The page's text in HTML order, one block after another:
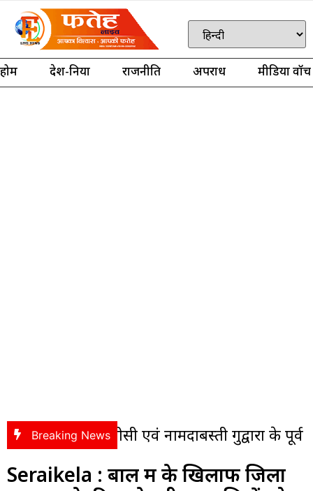
होम देश-दुनिया राजनीति अपराध मीडिया वॉच
Breaking News
एवं नामदाबस्ती गुरुद्वारा के पूर्व प्रधान नहीं
Seraikela : बाल श्रम के खिलाफ जिला